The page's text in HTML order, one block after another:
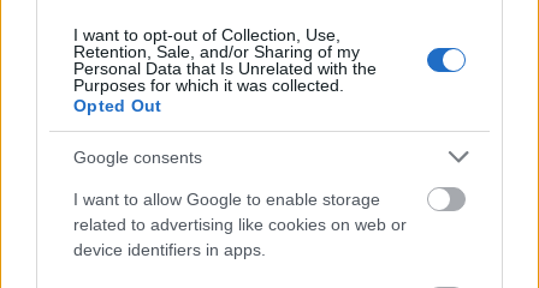
I want to opt-out of Collection, Use,
Retention, Sale, and/or Sharing of my
Personal Data that Is Unrelated with the
Purposes for which it was collected.
Opted Out
Google consents
I want to allow Google to enable storage
related to advertising like cookies on web or
device identifiers in apps.
ELEMZÉSEK 2 órája